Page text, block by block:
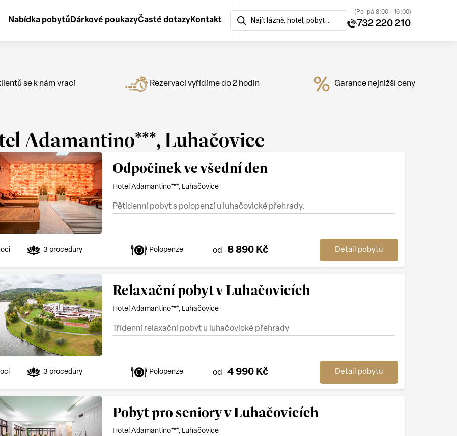
Nabídka pobytů Dárkové poukazyČasté dotazyKontakt
(Po-pá 8:00 - 16:00)
732 220 210
se k nám vrací Rezervaci vyřídíme do 2 hodin Garance nejnižší ceny
Adamantino***, Luhačovice
Odpočinek ve všední den
Hotel Adamantino***, Luhačovice
Pětidenní pobyt s polopenzí u luhačovické přehrady.
3 procedury Polopenze 8 890 Kč Detail pobytu
Relaxační pobyt v Luhačovicích
Hotel Adamantino***, Luhačovice
Třídenní relaxační pobyt u luhačovické přehrady
3 procedury Polopenze 4 990 Kč Detail pobytu
Pobyt pro seniory v Luhačovicích
Hotel Adamantino***, Luhačovice